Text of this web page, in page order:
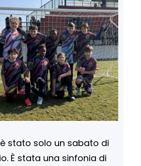
stato solo un sabato di
È stata una sinfonia di